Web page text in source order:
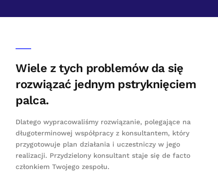
Wiele z tych problemów da się
rozwiązać jednym pstryknięciem
palca.
Dlatego wypracowaliśmy rozwiązanie, polegające na
długoterminowej współpracy z konsultantem, który
przygotowuje plan działania i uczestniczy w jego
realizacji. Przydzielony konsultant staje się de facto
członkiem Twojego zespołu.